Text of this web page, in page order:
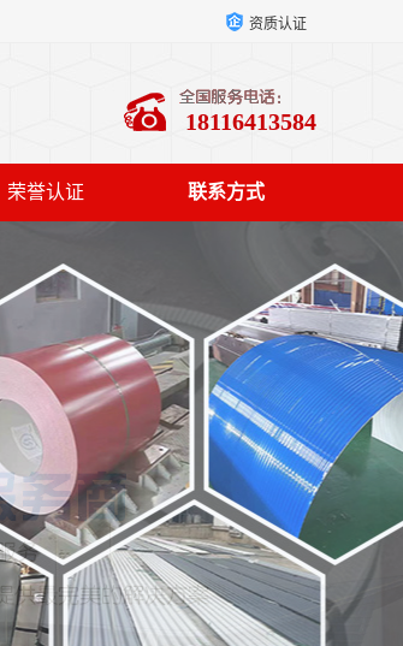
资质认证
18116413584
荣誉认证 联系方式